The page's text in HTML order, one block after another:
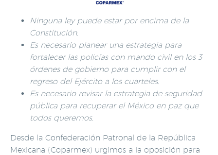
Ninguna ley puede estar por encima de la
Constitución.
Es necesario planear una estrategia para
fortalecer las policías con mando civil en los 3
órdenes de gobierno para cumplir con el
regreso del Ejército a los cuarteles.
Es necesario revisar la estrategia de seguridad
pública para recuperar el México en paz que
todos queremos.
Desde la Confederación Patronal de la República
Mexicana (Coparmex) urgimos a la oposición para